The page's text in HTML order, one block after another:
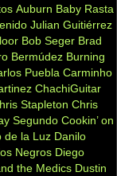
Auburn Baby Rasta
Julian Guitiérrez
Bob Seger Brad
Bermúdez Burning
Puebla Carminho
ChachiGuitar
Stapleton Chris
Segundo Cookin’ on
de la Luz Danilo
Negros Diego
the Medics Dustin